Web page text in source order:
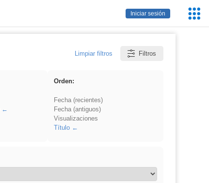
Iniciar sesión
Limpiar filtros Filtros
Orden:
Fecha (recientes)
Fecha (antiguos)
Visualizaciones
Título